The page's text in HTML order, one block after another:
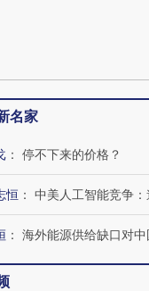
名家
： 停不下来的价格？
恒 ： 中美人工智能竞争
： 海外能源供给缺口对